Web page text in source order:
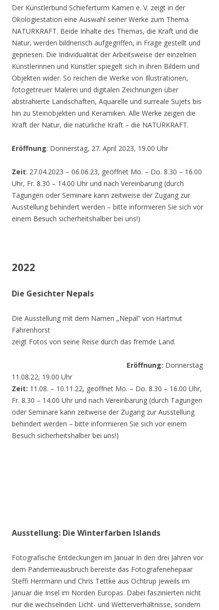
Der Künstlerbund Schieferturm Kamen e. V. zeigt in der
Ökologiestation eine Auswahl seiner Werke zum Thema
NATURKRAFT. Beide Inhalte des Themas, die Kraft und die
Natur, werden bildnerisch aufgegriffen, in Frage gestellt und
gepriesen. Die Individualität der Arbeitsweise der einzelnen
Künstlerinnen und Künstler spiegelt sich in ihren Bildern und
Objekten wider. So reichen die Werke von Illustrationen,
fotogetreuer Malerei und digitalen Zeichnungen über
abstrahierte Landschaften, Aquarelle und surreale Sujets bis
hin zu Steinobjekten und Keramiken. Alle Werke zeigen die
Kraft der Natur, die natürliche Kraft – die NATURKRAFT.
Eröffnung: Donnerstag, 27. April 2023, 19.00 Uhr
Zeit: 27.04.2023 – 06.06.23, geöffnet Mo. – Do. 8.30 – 16.00
Uhr, Fr. 8.30 – 14.00 Uhr und nach Vereinbarung (durch
Tagungen oder Seminare kann zeitweise der Zugang zur
Ausstellung behindert werden – bitte informieren Sie sich vor
einem Besuch sicherheitshalber bei uns!)
2022
Die Gesichter Nepals
Die Ausstellung mit dem Namen „Nepal“ von Hartmut
Fahrenhorst
zeigt Fotos von seine Reise durch das fremde Land.
Eröffnung: Donnerstag
11.08.22, 19.00 Uhr
Zeit: 11.08. – 10.11.22, geöffnet Mo. – Do. 8.30 – 16.00 Uhr,
Fr. 8.30 – 14.00 Uhr und nach Vereinbarung (durch Tagungen
oder Seminare kann zeitweise der Zugang zur Ausstellung
behindert werden – bitte informieren Sie sich vor einem
Besuch sicherheitshalber bei uns!)
Ausstellung: Die Winterfarben Islands
Fotografische Entdeckungen im Januar In den drei Jahren vor
dem Pandemieausbruch bereiste das Fotografenehepaar
Steffi Herrmann und Chris Tettke aus Ochtrup jeweils im
Januar die Insel im Norden Europas. Dabei faszinierten nicht
nur die wechselnden Licht- und Wetterverhältnisse, sondern